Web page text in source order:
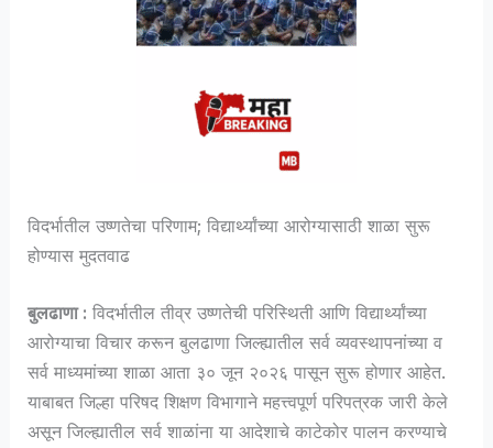
विदर्भातील उष्णतेचा परिणाम; विद्यार्थ्यांच्या आरोग्यासाठी शाळा सुरू
होण्यास मुदतवाढ
बुलढाणा : विदर्भातील तीव्र उष्णतेची परिस्थिती आणि विद्यार्थ्यांच्या
आरोग्याचा विचार करून बुलढाणा जिल्ह्यातील सर्व व्यवस्थापनांच्या व
सर्व माध्यमांच्या शाळा आता ३० जून २०२६ पासून सुरू होणार आहेत.
याबाबत जिल्हा परिषद शिक्षण विभागाने महत्त्वपूर्ण परिपत्रक जारी केले
असून जिल्ह्यातील सर्व शाळांना या आदेशाचे काटेकोर पालन करण्याचे